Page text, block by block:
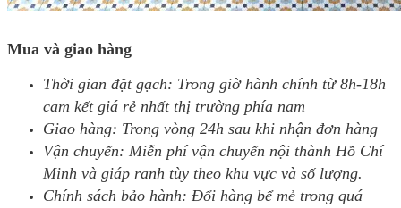
Mua và giao hàng
Thời gian đặt gạch: Trong giờ hành chính từ 8h-18h
cam kết giá rẻ nhất thị trường phía nam
Giao hàng: Trong vòng 24h sau khi nhận đơn hàng
Vận chuyển: Miễn phí vận chuyển nội thành Hồ Chí
Minh và giáp ranh tùy theo khu vực và số lượng.
Chính sách bảo hành: Đổi hàng bể mẻ trong quá